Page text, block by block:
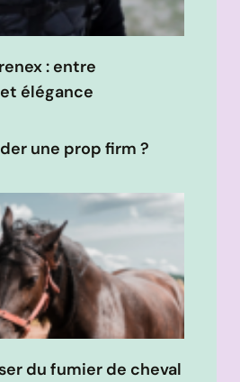
: entre
élégance
une prop firm ?
du fumier de cheval